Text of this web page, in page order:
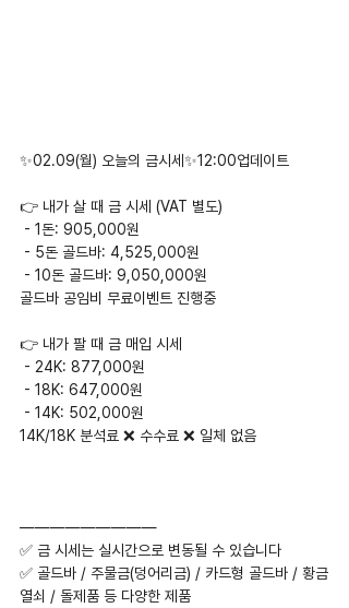
✨02.09(월) 오늘의 금시세✨12:00업데이트
👉 내가 살 때 금 시세 (VAT 별도)
- 1돈: 905,000원
- 5돈 골드바: 4,525,000원
- 10돈 골드바: 9,050,000원
골드바 공임비 무료이벤트 진행중
👉 내가 팔 때 금 매입 시세
- 24K: 877,000원
- 18K: 647,000원
- 14K: 502,000원
14K/18K 분석료 ❌ 수수료 ❌ 일체 없음
—————————
✅ 금 시세는 실시간으로 변동될 수 있습니다
✅ 골드바 / 주물금(덩어리금) / 카드형 골드바 / 황금
열쇠 / 돌제품 등 다양한 제품